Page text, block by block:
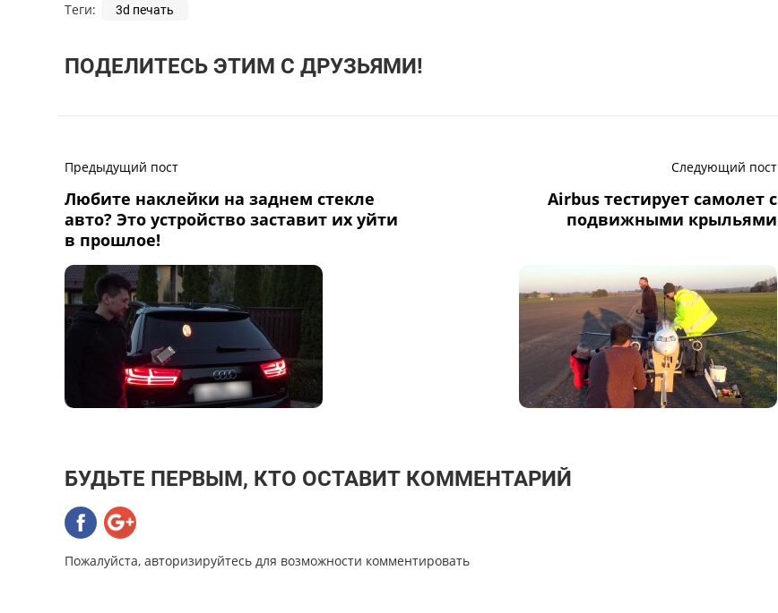
Теги: 3d печать
ПОДЕЛИТЕСЬ ЭТИМ С ДРУЗЬЯМИ!
Предыдущий пост
Любите наклейки на заднем стекле
авто? Это устройство заставит их уйти
в прошлое!
Следующий пост
Airbus тестирует самолет с
подвижными крыльями
БУДЬТЕ ПЕРВЫМ, КТО ОСТАВИТ КОММЕНТАРИЙ
Пожалуйста, авторизируйтесь для возможности комментировать